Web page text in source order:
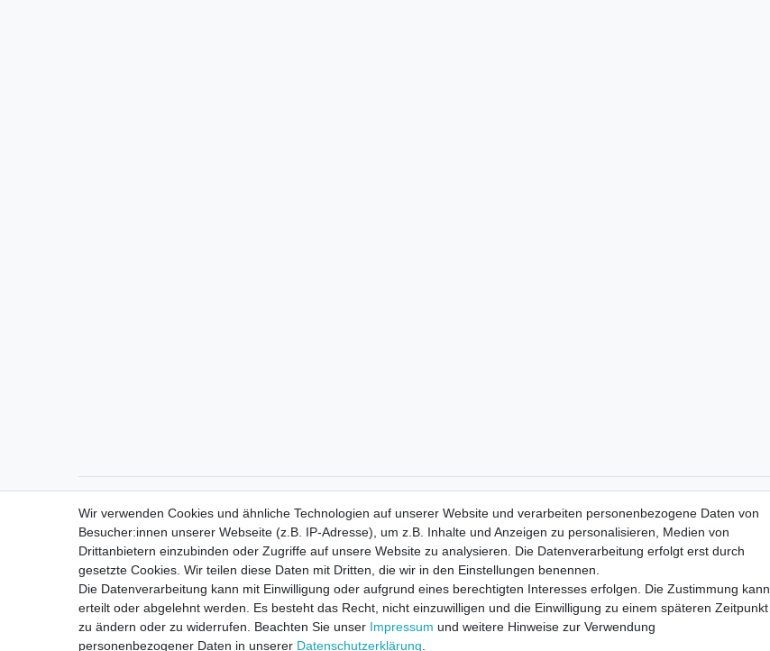
Wir verwenden Cookies und ähnliche Technologien auf unserer Website und verarbeiten personenbezogene Daten von
Besucher:innen unserer Webseite (z.B. IP-Adresse), um z.B. Inhalte und Anzeigen zu personalisieren, Medien von
Drittanbietern einzubinden oder Zugriffe auf unsere Website zu analysieren. Die Datenverarbeitung erfolgt erst durch
gesetzte Cookies. Wir teilen diese Daten mit Dritten, die wir in den Einstellungen benennen.
Die Datenverarbeitung kann mit Einwilligung oder aufgrund eines berechtigten Interesses erfolgen. Die Zustimmung kann
erteilt oder abgelehnt werden. Es besteht das Recht, nicht einzuwilligen und die Einwilligung zu einem späteren Zeitpunkt
zu ändern oder zu widerrufen. Beachten Sie unser Impressum und weitere Hinweise zur Verwendung
personenbezogener Daten in unserer Daten­schutz­erklärung